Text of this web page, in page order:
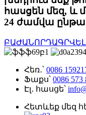
հասցեն մեզ, և
24 ժամվա
ԲԱԺԱՆՈՐԴԱԳՐՎԵԼ
Հեռ․՝ 0086
Ֆաքս՝ 0086 573
Էլ․ հասցե՝
Հետևեք մեզ